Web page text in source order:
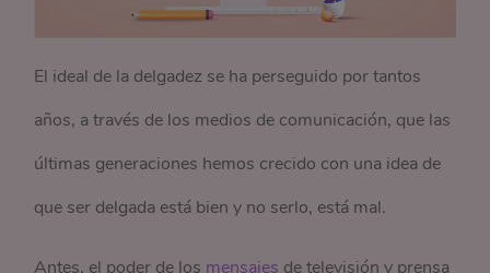
El ideal de la delgadez se ha perseguido por tantos
años, a través de los medios de comunicación, que las
últimas generaciones hemos crecido con una idea de
que ser delgada está bien y no serlo, está mal.
Antes, el poder de los mensajes de televisión y prensa